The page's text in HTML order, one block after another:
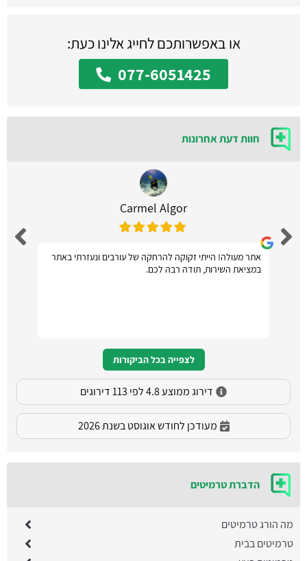
או באפשרותכם לחייג אלינו כעת:
077-6051425
חוות דעת אחרונות
Carmel Algor
אתר מעולה! הייתי זקוקה להרחקה של עורבים ונעזרתי באתר
במציאת השירות, תודה רבה לכם.
לצפייה בכל הביקורות
דירוג ממוצע 4.8 לפי 113 דירוגים
מעודכן לחודש אוגוסט בשנת 2026
הדברת טרמיטים
מה הורג טרמיטים
טרמיטים בבית